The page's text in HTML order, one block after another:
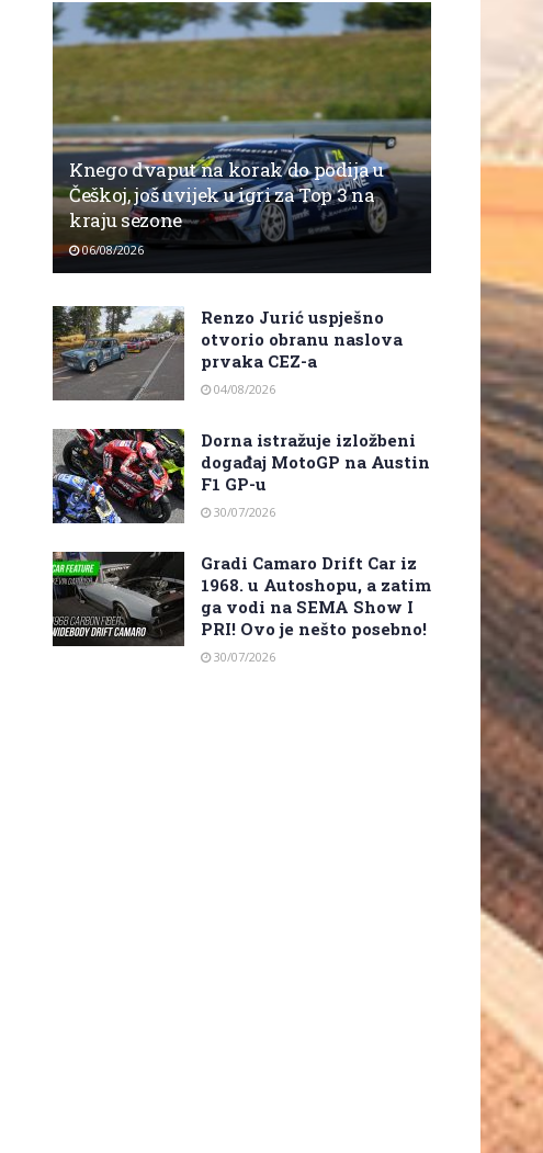
Knego dvaput na korak do podija u
Češkoj, još uvijek u igri za Top 3 na
kraju sezone
06/08/2026
Renzo Jurić uspješno
otvorio obranu naslova
prvaka CEZ-a
04/08/2026
Dorna istražuje izložbeni
događaj MotoGP na Austin
F1 GP-u
30/07/2026
Gradi Camaro Drift Car iz
1968. u Autoshopu, a zatim
ga vodi na SEMA Show I
PRI! Ovo je nešto posebno!
30/07/2026